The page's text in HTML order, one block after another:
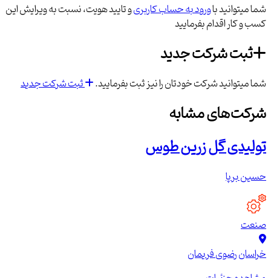
شما میتوانید باورود به حساب کاربریو تایید هویت، نسبت به ویرایش این
کسب و کار اقدام بفرمایید
ثبت شرکت جدید
شما میتوانید شرکت خودتان را نیز ثبت بفرمایید. ثبت شرکت جدید
شرکت‌های مشابه
تولیدی گل زرین طوس
حسین برپا
صنعت
خراسان رضویفریمان